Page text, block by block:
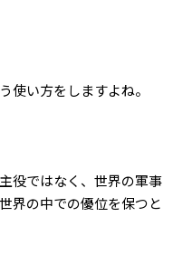
使い方をしますよね。
役ではなく、世界の軍事
界の中での優位を保つと